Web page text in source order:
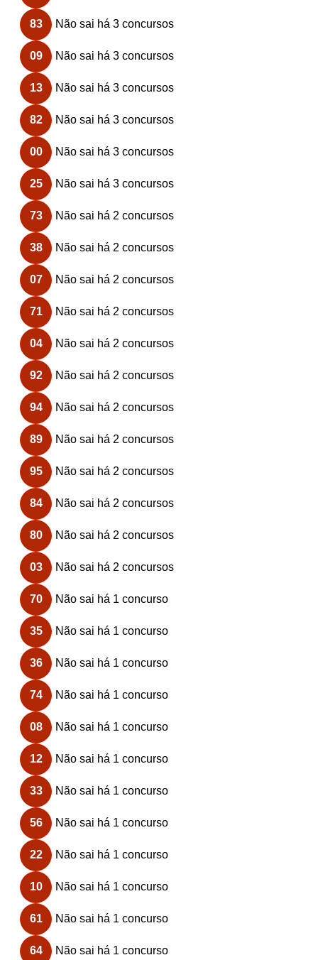
83 Não sai há 3 concursos
09 Não sai há 3 concursos
13 Não sai há 3 concursos
82 Não sai há 3 concursos
00 Não sai há 3 concursos
25 Não sai há 3 concursos
73 Não sai há 2 concursos
38 Não sai há 2 concursos
07 Não sai há 2 concursos
71 Não sai há 2 concursos
04 Não sai há 2 concursos
92 Não sai há 2 concursos
94 Não sai há 2 concursos
89 Não sai há 2 concursos
95 Não sai há 2 concursos
84 Não sai há 2 concursos
80 Não sai há 2 concursos
03 Não sai há 2 concursos
70 Não sai há 1 concurso
35 Não sai há 1 concurso
36 Não sai há 1 concurso
74 Não sai há 1 concurso
08 Não sai há 1 concurso
12 Não sai há 1 concurso
33 Não sai há 1 concurso
56 Não sai há 1 concurso
22 Não sai há 1 concurso
10 Não sai há 1 concurso
61 Não sai há 1 concurso
64 Não sai há 1 concurso